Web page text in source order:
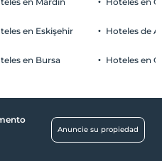
(en el sitio)
en Eskişehir
en Bursa
Hoteles de
Hoteles en
Anuncie su propiedad